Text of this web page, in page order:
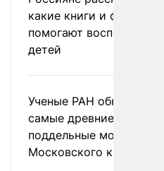
какие книги и фильмы
помогают воспитывать
детей
Ученые РАН
самые древние
поддельные монеты
Московского